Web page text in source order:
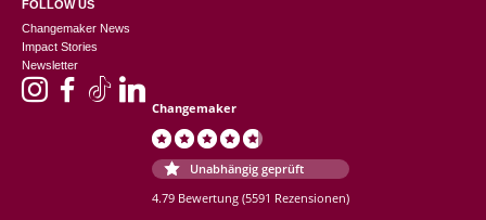
FOLLOW US
Changemaker News
Impact Stories
Newsletter
Changemaker
Unabhängig geprüft
4.79 Bewertung (5591 Rezensionen)